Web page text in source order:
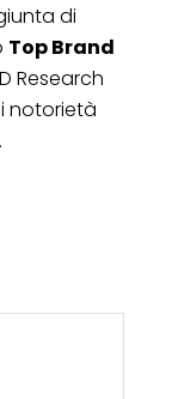
di
Top Brand
Research
notorietà